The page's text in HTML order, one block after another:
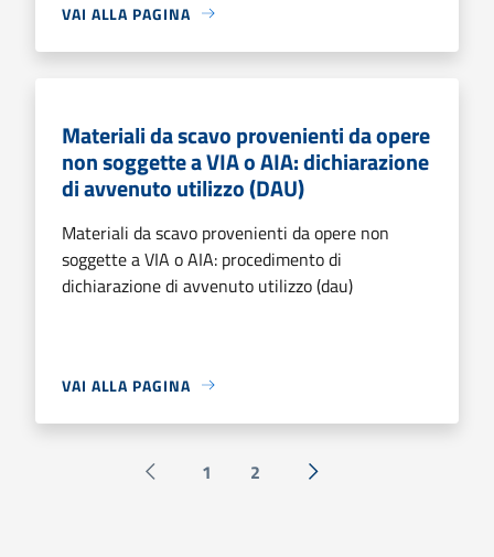
VAI ALLA PAGINA
Materiali da scavo provenienti da opere
non soggette a VIA o AIA: dichiarazione
di avvenuto utilizzo (DAU)
Materiali da scavo provenienti da opere non
soggette a VIA o AIA: procedimento di
dichiarazione di avvenuto utilizzo (dau)
VAI ALLA PAGINA
Pagina precedente
1 2 Successiva »